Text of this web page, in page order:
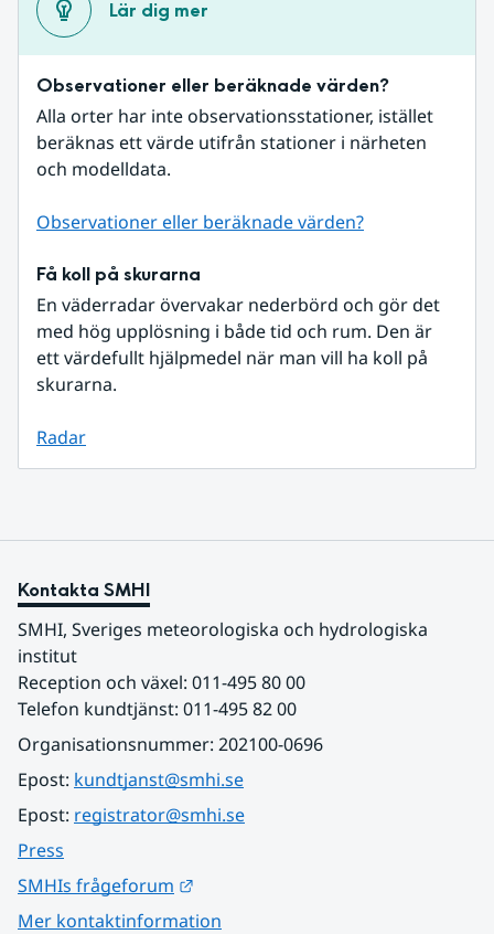
Lär dig mer
Observationer eller beräknade värden?
Alla orter har inte observationsstationer, istället
beräknas ett värde utifrån stationer i närheten
och modelldata.
Observationer eller beräknade värden?
Få koll på skurarna
En väderradar övervakar nederbörd och gör det
med hög upplösning i både tid och rum. Den är
ett värdefullt hjälpmedel när man vill ha koll på
skurarna.
Radar
Kontakta SMHI
SMHI, Sveriges meteorologiska och hydrologiska
institut
Reception och växel: 011-495 80 00
Telefon kundtjänst: 011-495 82 00
Organisationsnummer: 202100-0696
Epost: kundtjanst@smhi.se
Epost: registrator@smhi.se
Press
SMHIs frågeforum
Mer kontaktinformation